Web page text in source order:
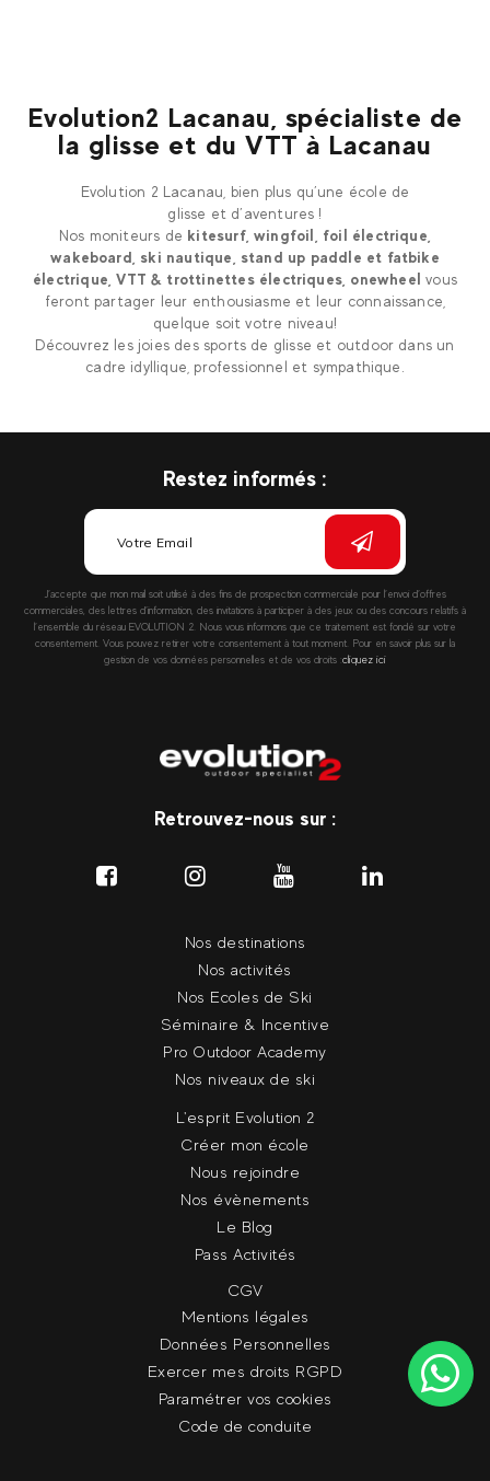
Evolution2 Lacanau, spécialiste de
la glisse et du VTT à Lacanau
Evolution 2 Lacanau, bien plus qu’une école de
glisse et d’aventures !
Nos moniteurs de kitesurf, wingfoil, foil électrique,
wakeboard, ski nautique, stand up paddle et fatbike
électrique, VTT & trottinettes électriques, onewheelvous
feront partager leur enthousiasme et leur connaissance,
quelque soit votre niveau!
Découvrez les joies des sports de glisse et outdoor dans un
cadre idyllique, professionnel et sympathique.
Restez informés :
J’accepte que mon mail soit utilisé à des fins de prospection commerciale pour l’envoi d’offres
commerciales, des lettres d’information, des invitations à participer à des jeux ou des concours relatifs à
l’ensemble du réseau EVOLUTION 2. Nous vous informons que ce traitement est fondé sur votre
consentement. Vous pouvez retirer votre consentement à tout moment. Pour en savoir plus sur la
gestion de vos données personnelles et de vos droits :cliquez ici
Retrouvez-nous sur :
Nos destinations
Nos activités
Nos Ecoles de Ski
Séminaire & Incentive
Pro Outdoor Academy
Nos niveaux de ski
L'esprit Evolution 2
Créer mon école
Nous rejoindre
Nos évènements
Le Blog
Pass Activités
CGV
Mentions légales
Données Personnelles
Exercer mes droits RGPD
Paramétrer vos cookies
Code de conduite